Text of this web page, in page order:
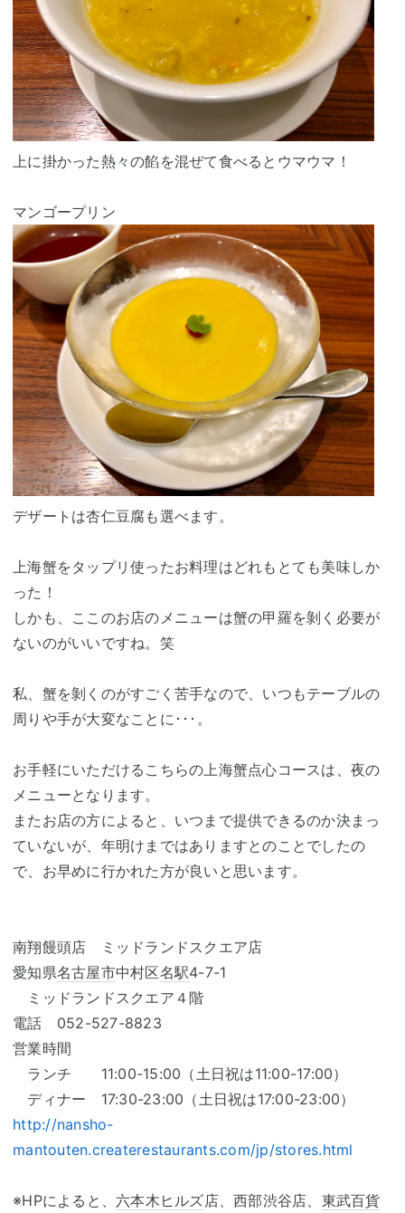
上に掛かった熱々の餡を混ぜて食べるとウマウマ！
マンゴープリン
デザートは杏仁豆腐も選べます。
上海蟹をタップリ使ったお料理はどれもとても美味しか
った！
しかも、ここのお店のメニューは蟹の甲羅を剝く必要が
ないのがいいですね。笑
私、蟹を剝くのがすごく苦手なので、いつもテーブルの
周りや手が大変なことに･･･。
お手軽にいただけるこちらの上海蟹点心コースは、夜の
メニューとなります。
またお店の方によると、いつまで提供できるのか決まっ
ていないが、年明けまではありますとのことでしたの
で、お早めに行かれた方が良いと思います。
南翔饅頭店 ミッドランドスクエア店
愛知県名古屋市中村区名駅4-7-1
ミッドランドスクエア４階
電話 052-527-8823
営業時間
ランチ 11:00-15:00（土日祝は11:00-17:00）
ディナー 17:30-23:00（土日祝は17:00-23:00）
http://nansho-
mantouten.createrestaurants.com/jp/stores.html
※HPによると、 六本木ヒルズ店、西部渋谷店、 東武百貨